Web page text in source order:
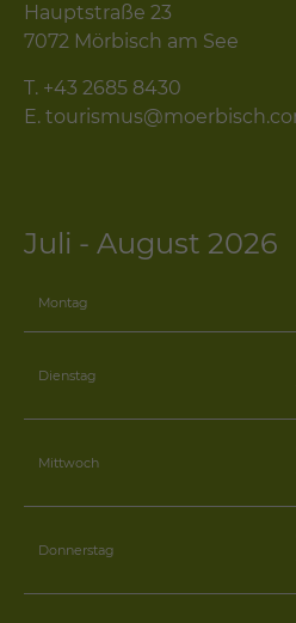
Hauptstraße 23
7072 Mörbisch am See
T. +43 2685 8430
E.
Juli - August 2026
Montag
Dienstag
Mittwoch
Donnerstag